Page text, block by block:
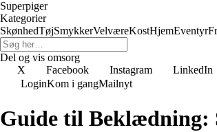
Superpiger
Kategorier
SkønhedTøjSmykkerVelværeKostHjemEventyr
Del og vis omsorg
X
Facebook Instagram LinkedIn
LoginKom i gangMailnyt
Guide til Beklædning: